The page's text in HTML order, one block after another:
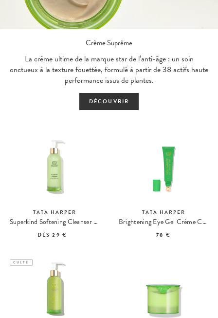
Crème Suprême
La crème ultime de la marque star de l’anti-âge : un soin
onctueux à la texture fouettée, formulé à partir de 38 actifs haute
performance issus de plantes.
DÉCOUVRIR
TATA HARPER
Superkind Softening Cleanser Nettoyant Adoucissant
DÈS29 €
TATA HARPER
Brightening Eye Gel Crème Contour des Yeux
78 €
CULTE